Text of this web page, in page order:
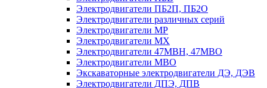
Электродвигатели ПБ2П, ПБ2О
Электродвигатели различных серий
Электродвигатели МР
Электродвигатели MX
Электродвигатели 47MBH, 47МВО
Электродвигатели MBO
Экскаваторные электродвигатели ДЭ, ДЭВ
Электродвигатели ДПЭ, ДПВ